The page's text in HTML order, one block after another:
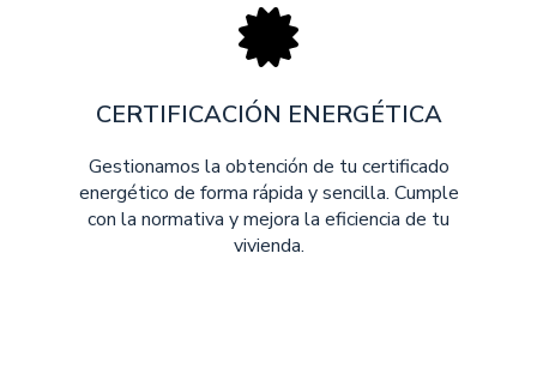
CERTIFICACIÓN ENERGÉTICA
Gestionamos la obtención de tu certificado
energético de forma rápida y sencilla. Cumple
con la normativa y mejora la eficiencia de tu
vivienda.